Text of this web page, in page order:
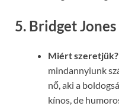
5. Bridget
Miért szeretjük?
mindannyiunk
nő, aki a
kínos, de